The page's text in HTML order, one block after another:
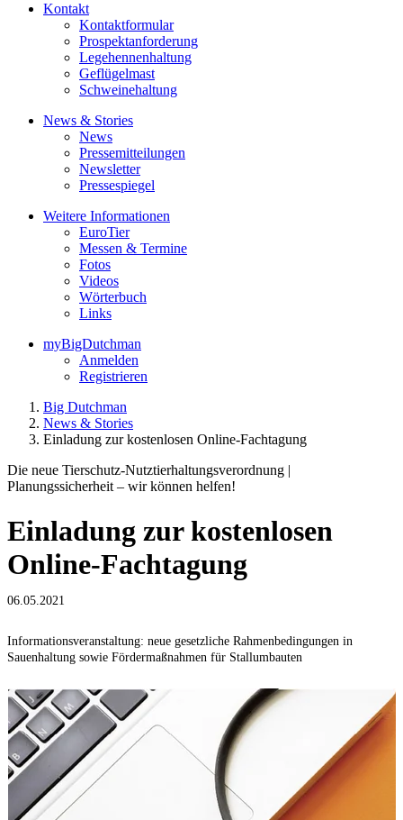
Kontakt
Kontaktformular
Prospektanforderung
Legehennenhaltung
Geflügelmast
Schweinehaltung
News & Stories
News
Pressemitteilungen
Newsletter
Pressespiegel
Weitere Informationen
EuroTier
Messen & Termine
Fotos
Videos
Wörterbuch
Links
myBigDutchman
Anmelden
Registrieren
Big Dutchman
News & Stories
Einladung zur kostenlosen Online-Fachtagung
Die neue Tierschutz-Nutztierhaltungsverordnung |
Planungssicherheit – wir können helfen!
Einladung zur kostenlosen
Online-Fachtagung
06.05.2021
Informationsveranstaltung: neue gesetzliche Rahmenbedingungen in
Sauenhaltung sowie Fördermaßnahmen für Stallumbauten